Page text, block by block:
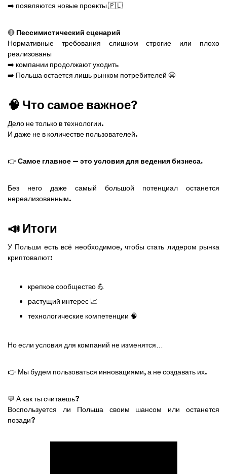
➡️ появляются новые проекты 🇵🇱
🔴 Пессимистический сценарий
Нормативные требования слишком строгие или плохо
реализованы
➡️ компании продолжают уходить
➡️ Польша остается лишь рынком потребителей 😬
🧠 Что самое важное?
Дело не только в технологии.
И даже не в количестве пользователей.
👉Самое главное — это условия для ведения бизнеса.
Без него даже самый большой потенциал останется
нереализованным.
📣 Итоги
У Польши есть всё необходимое, чтобы стать лидером рынка
криптовалют:
крепкое сообщество 💪
растущий интерес 📈
технологические компетенции 🧠
Но если условия для компаний не изменятся…
👉 Мы будем пользоваться инновациями, а не создавать их.
💬 А как ты считаешь?
Воспользуется ли Польша своим шансом или останется
позади?